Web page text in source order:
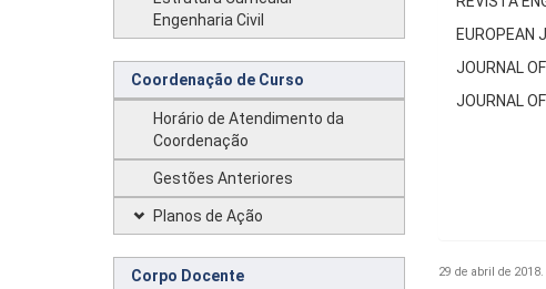
Engenharia Civil
Coordenação de Curso
Horário de Atendimento da
Coordenação
Gestões Anteriores
Planos de Ação
Corpo Docente
EUROPEAN
JOURNAL
JOURNAL
29 de abril de 2018.